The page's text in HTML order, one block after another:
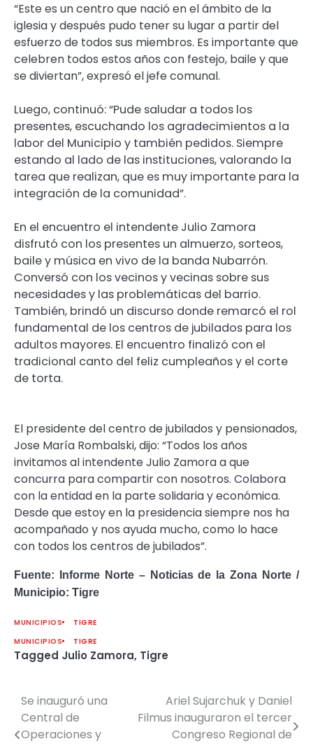
“Este es un centro que nació en el ámbito de la
iglesia y después pudo tener su lugar a partir del
esfuerzo de todos sus miembros. Es importante que
celebren todos estos años con festejo, baile y que
se diviertan”, expresó el jefe comunal.
Luego, continuó: “Pude saludar a todos los
presentes, escuchando los agradecimientos a la
labor del Municipio y también pedidos. Siempre
estando al lado de las instituciones, valorando la
tarea que realizan, que es muy importante para la
integración de la comunidad”.
En el encuentro el intendente Julio Zamora
disfrutó con los presentes un almuerzo, sorteos,
baile y música en vivo de la banda Nubarrón.
Conversó con los vecinos y vecinas sobre sus
necesidades y las problemáticas del barrio.
También, brindó un discurso donde remarcó el rol
fundamental de los centros de jubilados para los
adultos mayores. El encuentro finalizó con el
tradicional canto del feliz cumpleaños y el corte
de torta.
El presidente del centro de jubilados y pensionados,
Jose María Rombalski, dijo: “Todos los años
invitamos al intendente Julio Zamora a que
concurra para compartir con nosotros. Colabora
con la entidad en la parte solidaria y económica.
Desde que estoy en la presidencia siempre nos ha
acompañado y nos ayuda mucho, como lo hace
con todos los centros de jubilados”.
Fuente: Informe Norte – Noticias de la Zona Norte /
Municipio: Tigre
MUNICIPIOS
TIGRE
MUNICIPIOS
TIGRE
Tagged Julio Zamora, Tigre
Navegación
de
Se inauguró una
Central de
Operaciones y
Ariel Sujarchuk y Daniel
Filmus inauguraron el tercer
Congreso Regional de